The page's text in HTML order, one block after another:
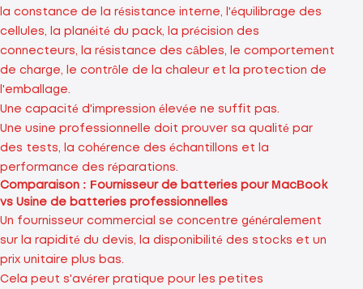
la constance de la résistance interne, l'équilibrage des
cellules, la planéité du pack, la précision des
connecteurs, la résistance des câbles, le comportement
de charge, le contrôle de la chaleur et la protection de
l'emballage.
Une capacité d'impression élevée ne suffit pas.
Une usine professionnelle doit prouver sa qualité par
des tests, la cohérence des échantillons et la
performance des réparations.
Comparaison : Fournisseur de batteries pour MacBook
vs Usine de batteries professionnelles
Un fournisseur commercial se concentre généralement
sur la rapidité du devis, la disponibilité des stocks et un
prix unitaire plus bas.
Cela peut s'avérer pratique pour les petites